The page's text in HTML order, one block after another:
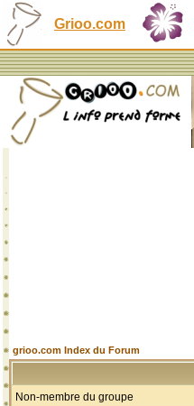
Grioo.com
grioo.com Index du Forum
Non-membre du groupe